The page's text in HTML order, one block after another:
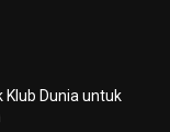
Klub Dunia untuk